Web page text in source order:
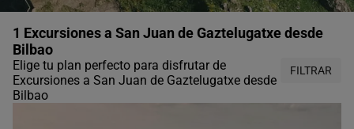
1 Excursiones a San Juan de Gaztelugatxe desde
Bilbao
Elige tu plan perfecto para disfrutar de
Excursiones a San Juan de Gaztelugatxe desde
Bilbao
FILTRAR